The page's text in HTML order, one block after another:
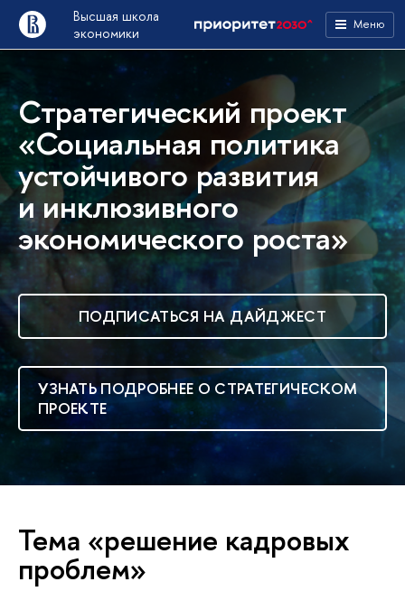
Высшая школа
экономики
Меню
Стратегический проект
«Социальная политика
устойчивого развития
и инклюзивного
экономического роста»
ПОДПИСАТЬСЯ НА ДАЙДЖЕСТ
УЗНАТЬ ПОДРОБНЕЕ О СТРАТЕГИЧЕСКОМ
ПРОЕКТЕ
Тема «решение кадровых
проблем»